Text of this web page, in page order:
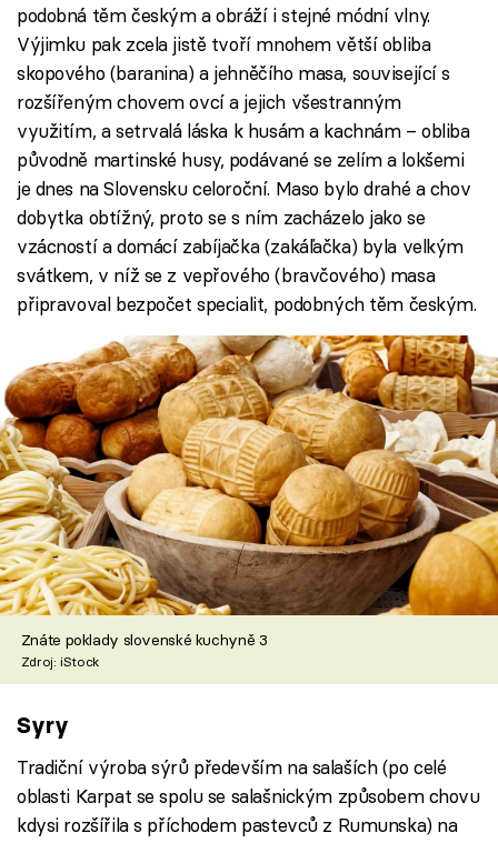
podobná těm českým a obráží i stejné módní vlny.
Výjimku pak zcela jistě tvoří mnohem větší obliba
skopového (baranina) a jehněčího masa, související s
rozšířeným chovem ovcí a jejich všestranným
využitím, a setrvalá láska k husám a kachnám – obliba
původně martinské husy, podávané se zelím a lokšemi
je dnes na Slovensku celoroční. Maso bylo drahé a chov
dobytka obtížný, proto se s ním zacházelo jako se
vzácností a domácí zabíjačka (zakáľačka) byla velkým
svátkem, v níž se z vepřového (bravčového) masa
připravoval bezpočet specialit, podobných těm českým.
Znáte poklady slovenské kuchyně 3
Zdroj: iStock
Syry
Tradiční výroba sýrů především na salaších (po celé
oblasti Karpat se spolu se salašnickým způsobem chovu
kdysi rozšířila s příchodem pastevců z Rumunska) na